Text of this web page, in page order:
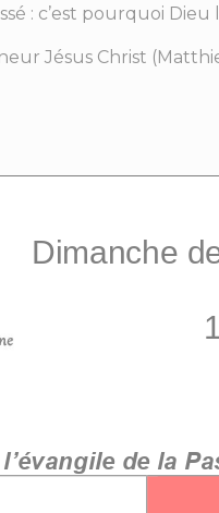
: c’est pourquoi Dieu
Jésus Christ